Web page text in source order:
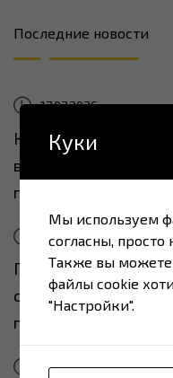
Последние новости
17.07.2026
Как ритейлу найти
в Украине: 7
перед первым
17.07.2026
Почему
смотрит на
продуктов питания
17.07.2026
Куки
Мы используем
согласны,
Также вы можете
файлы cookie
"Настройки".